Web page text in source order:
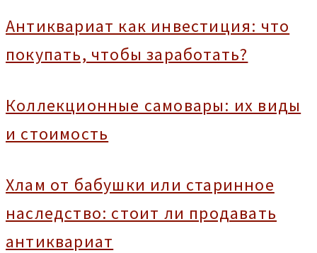
Антиквариат как инвестиция: что
покупать, чтобы заработать?
Коллекционные самовары: их виды
и стоимость
Хлам от бабушки или старинное
наследство: стоит ли продавать
антиквариат